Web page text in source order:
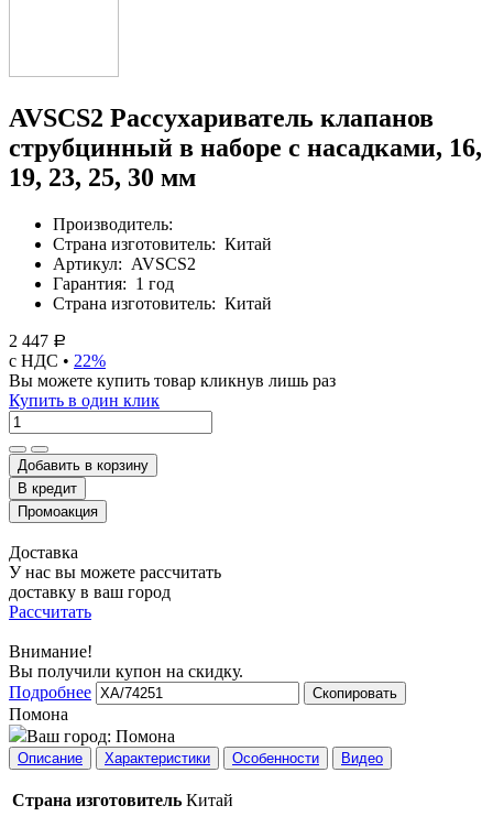
AVSCS2 Рассухариватель клапанов
струбцинный в наборе с насадками, 16,
19, 23, 25, 30 мм
Производитель:
Страна изготовитель: Китай
Артикул: AVSCS2
Гарантия: 1 год
Страна изготовитель: Китай
2 447 Р
с НДС • 22%
Вы можете купить товар кликнув лишь раз
Купить в один клик
Добавить в корзину
Доставка
У нас вы можете рассчитать
доставку в ваш город
Рассчитать
Внимание!
Вы получили купон на скидку.
Подробнее
Скопировать
Помона
Ваш город: Помона
Описание Характеристики Особенности Видео
Страна изготовитель Китай